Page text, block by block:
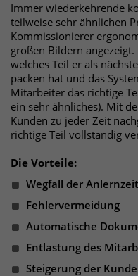
Immer wiederkehrende
teilweise sehr ähnlichen
Kommissionierer
großen Bildern
welches Teil er als
packen hat und das
Mitarbeiter das richtige
ein sehr ähnliches). Mit
Kunden zu jeder Zeit
richtige Teil vollständig
Die Vorteile:
Wegfall der Anlernzeit
Fehlervermeidung
Automatische
Entlastung des
Steigerung der